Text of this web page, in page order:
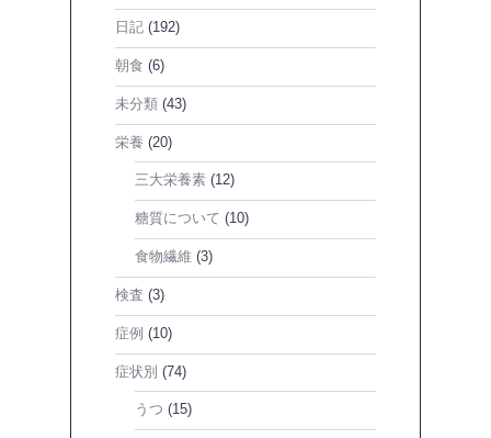
日記 (192)
朝食 (6)
未分類 (43)
栄養 (20)
三大栄養素 (12)
糖質について (10)
食物繊維 (3)
検査 (3)
症例 (10)
症状別 (74)
うつ (15)